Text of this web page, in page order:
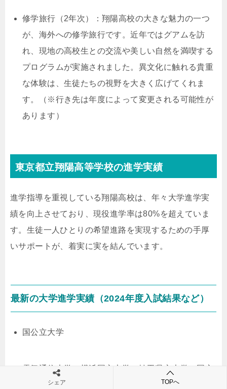
修学旅行（2年次）：翔陽高校の大きな魅力の一つ
が、海外への修学旅行です。近年ではグアムを訪
れ、現地の高校生との交流や美しい自然を満喫する
プログラムが実施されました。異文化に触れる貴重
な体験は、生徒たちの視野を大きく広げてくれま
す。（※行き先は年度によって変更される可能性が
あります）
東京都立翔陽高等学校の進学実績
進学指導を重視している翔陽高校は、年々大学進学実
績を向上させており、現役進学率は80%を超えていま
す。生徒一人ひとりの希望進路を実現するための手厚
いサポートが、着実に実を結んでいます。
最新の大学進学実績（2024年度入試結果など）
国公立大学
電気通信大学、横浜国立大学、埼玉県立大学、国立
看護大学校など、毎年コンスタントに合格者を出し
シェア TOPへ